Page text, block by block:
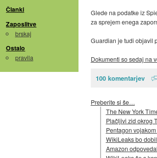
Članki
Zaposlitve
brskaj
Ostalo
pravila
Glede na podatke iz
za sprejem enega
Guardian je tudi objavil
Dokumenti so sedaj na
100 komentarjev
Preberite si še…
The New York
Plačljivi zid okrog
Pentagon
WikiLeaks bo
Amazon